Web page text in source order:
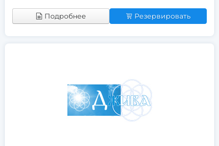
Подробнее Резервировать